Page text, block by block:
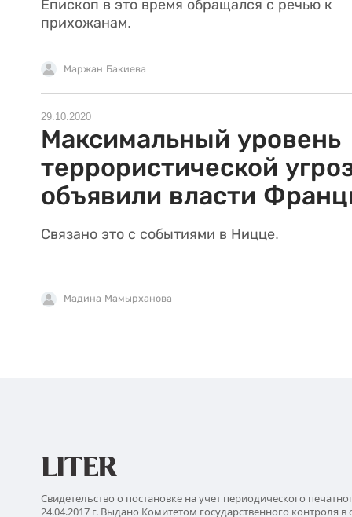
Епископ в это время обращался с речью к
прихожанам.
Маржан Бакиева
29.10.2020
Максимальный уровень
террористической
объявили власти
Связано это с событиями в Ницце.
Мадина Мамырханова
Свидетельство о постановке на учет периодического
24.04.2017 г. Выдано Комитетом государственного контроля в